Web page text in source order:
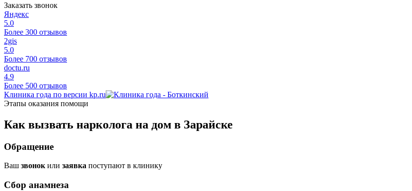
Заказать звонок
Яндекс
5.0
Более 300 отзывов
2gis
5.0
Более 700 отзывов
doctu.ru
4.9
Более 500 отзывов
Клиника года по версии kp.ru
Этапы оказания помощи
Как вызвать нарколога на дом в Зарайске
Обращение
Ваш звонокили заявка поступают в клинику
Сбор анамнеза